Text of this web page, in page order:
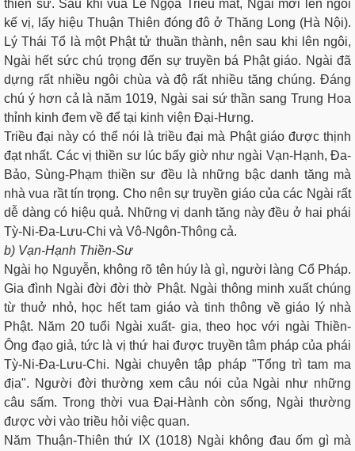
thiền sư. Sau khi vua Lê Ngọa Triều mất, Ngài mới lên ngôi
kế vị, lấy hiệu Thuận Thiên đóng đô ở Thăng Long (Hà Nội).
Lý Thái Tổ là một Phật tử thuần thành, nên sau khi lên ngôi,
Ngài hết sức chú trọng đến sự truyền bá Phật giáo. Ngài đã
dựng rất nhiều ngôi chùa và độ rất nhiều tăng chúng. Ðáng
chú ý hơn cả là năm 1019, Ngài sai sứ thần sang Trung Hoa
thỉnh kinh đem về để tại kinh viện Ðại-Hưng.
Triều đại này có thể nói là triều đại mà Phật giáo được thịnh
đạt nhất. Các vị thiền sư lúc bấy giờ như ngài Vạn-Hạnh, Ða-
Bảo, Sùng-Phạm thiền sư đều là những bậc danh tăng mà
nhà vua rầt tín trọng. Cho nên sự truyền giáo của các Ngài rất
dễ dàng có hiệu quả. Những vị danh tăng này đều ở hai phái
Tỳ-Ni-Ða-Lưu-Chi và Vô-Ngôn-Thông cả.
b) Vạn-Hạnh Thiền-Sư
Ngài họ Nguyễn, không rõ tên húy là gì, người làng Cổ Pháp.
Gia đình Ngài đời đời thờ Phật. Ngài thông minh xuất chúng
từ thuở nhỏ, học hết tam giáo và tinh thông về giáo lý nhà
Phật. Năm 20 tuổi Ngài xuất- gia, theo học với ngài Thiền-
Ông đạo giả, tức là vị thứ hai được truyền tâm pháp của phái
Tỳ-Ni-Ða-Lưu-Chi. Ngài chuyên tập pháp "Tổng trì tam ma
địa". Người đời thường xem câu nói của Ngài như những
câu sấm. Trong thời vua Ðại-Hành còn sống, Ngài thường
được vời vào triều hỏi việc quan.
Năm Thuận-Thiên thứ IX (1018) Ngài không đau ốm gì mà